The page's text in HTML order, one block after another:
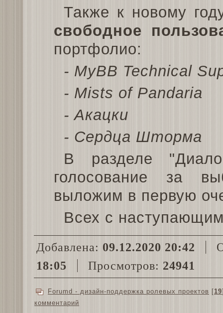
Также к новому
свободное
портфолио:
- MyBB Technical
- Mists of Pandaria
- Акацки
- Сердца Шторма
В разделе
голосование за
выложим в первую
Всех с
Добавлена: 09.12.2020 20:42
18:05
Просмотров: 24941
Forumd - дизайн-поддержка ролевых проектов [19
комментарий